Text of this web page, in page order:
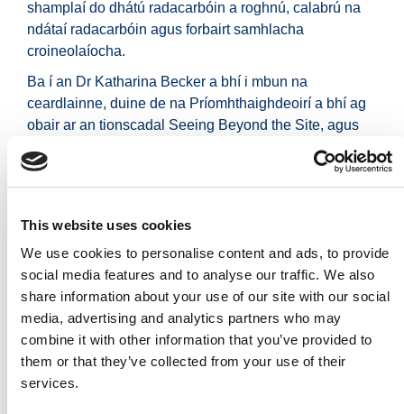
This website uses cookies
We use cookies to personalise content and ads, to provide
social media features and to analyse our traffic. We also
share information about your use of our site with our social
media, advertising and analytics partners who may
combine it with other information that you’ve provided to
them or that they’ve collected from your use of their
services.
shamplaí do dhátú radacarbóin a roghnú, calabrú na
ndátaí radacarbóin agus forbairt samhlacha
croineolaíocha.
Ba í an Dr Katharina Becker a bhí i mbun na
ceardlainne, duine de na Príomhthaighdeoirí a bhí ag
obair ar an tionscadal Seeing Beyond the Site, agus
an Dr Derek Hamilton, seandálaí a bhí ag obair i
saotharlann dátaithe radacarbóin SUERC, Ollscoil
Ghlaschú. Taifeadadh an cur i láthair a rinne Katharina
TII.
Ba mhaith le TII buíochas a ghabháil le AMS agus lena
bhaill foirne, Comhairle Contae Chiarraí agus foireann
an tionscadail Seeing Beyond the Site as páirt a
ghlacadh sa tionscnamh seo agus as scaipeadh níos
leithne ábhar na ceardlainne seo a chumasú.
(Postáilte, 21 Aibreán 2020)